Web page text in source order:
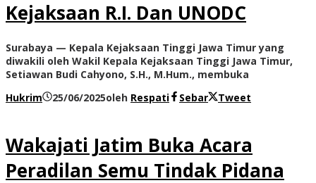
Kejaksaan R.I. Dan UNODC
Surabaya — Kepala Kejaksaan Tinggi Jawa Timur yang
diwakili oleh Wakil Kepala Kejaksaan Tinggi Jawa Timur,
Setiawan Budi Cahyono, S.H., M.Hum., membuka
Hukrim
25/06/2025oleh Respati Sebar Tweet
Wakajati Jatim Buka Acara
Peradilan Semu Tindak Pidana